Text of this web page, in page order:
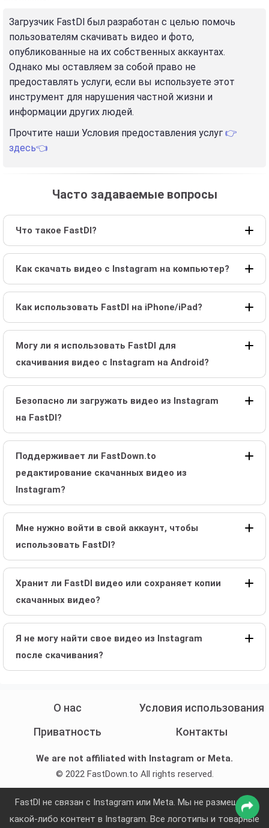
Загрузчик FastDl был разработан с целью помочь
пользователям скачивать видео и фото,
опубликованные на их собственных аккаунтах.
Однако мы оставляем за собой право не
предоставлять услуги, если вы используете этот
инструмент для нарушения частной жизни и
информации других людей.
Прочтите наши Условия предоставления услуг 👉
здесь👈
Часто задаваемые вопросы
Что такое FastDl?
Как скачать видео с Instagram на компьютер?
Как использовать FastDl на iPhone/iPad?
Могу ли я использовать FastDl для
скачивания видео с Instagram на Android?
Безопасно ли загружать видео из Instagram
на FastDl?
Поддерживает ли FastDown.to
редактирование скачанных видео из
Instagram?
Мне нужно войти в свой аккаунт, чтобы
использовать FastDl?
Хранит ли FastDl видео или сохраняет копии
скачанных видео?
Я не могу найти свое видео из Instagram
после скачивания?
О нас
Условия использования
Приватность
Контакты
We are not affiliated with Instagram or Meta.
© 2022 FastDown.to All rights reserved.
FastDl не связан с Instagram или Meta. Мы не размещаем
какой-либо контент в Instagram. Все логотипы и товарные